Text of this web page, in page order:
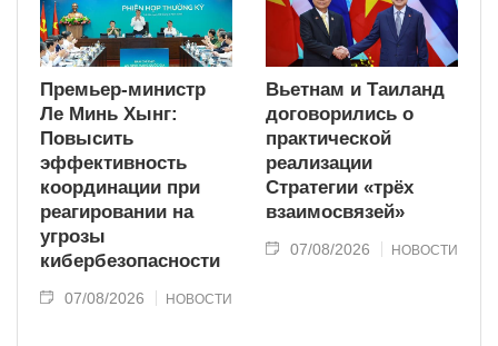
Премьер-министр
Ле Минь Хынг:
Повысить
эффективность
координации при
реагировании на
угрозы
кибербезопасности
07/08/2026 НОВОСТИ
Вьетнам и Таиланд
договорились о
практической
реализации
Стратегии «трёх
взаимосвязей»
07/08/2026 НОВОСТИ